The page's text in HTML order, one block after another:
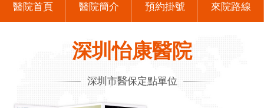
醫院首頁 醫院簡介 預約掛號 來院路線
深圳怡康醫院
深圳市醫保定點單位